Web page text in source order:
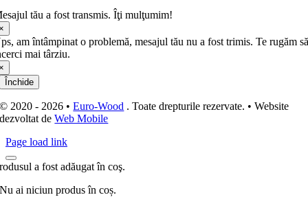
tău a fost transmis. Îţi mulţumim!
am întâmpinat o problemă, mesajul tău nu a fost trimis. Te rugăm
mai târziu.
Închide
© 2020 - 2026 •Euro-Wood . Toate drepturile rezervate. • Website
dezvoltat deWeb Mobile
Page load link
a fost adăugat în coş.
Nu ai niciun produs în coș.